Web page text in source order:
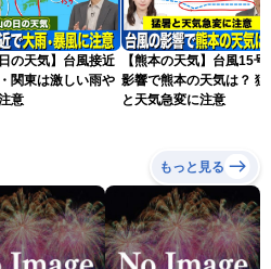
日の天気】台風接近
関東は激しい雨や
意
【熊本の天気】台風15号
影響で熊本の天気は？ 猛
と天気急変に注意
もっと見る